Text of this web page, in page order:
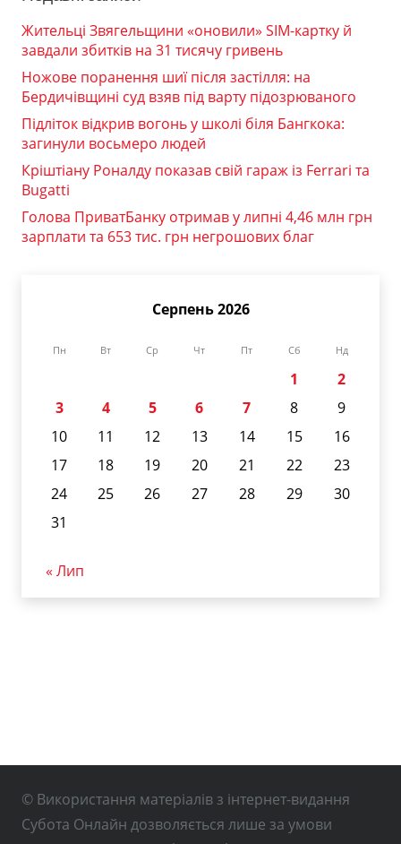
Жительці Звягельщини «оновили» SIM-картку й
завдали збитків на 31 тисячу гривень
Ножове поранення шиї після застілля: на
Бердичівщині суд взяв під варту підозрюваного
Підліток відкрив вогонь у школі біля Бангкока:
загинули восьмеро людей
Кріштіану Роналду показав свій гараж із Ferrari та
Bugatti
Голова ПриватБанку отримав у липні 4,46 млн грн
зарплати та 653 тис. грн негрошових благ
Серпень 2026
Пн Вт Ср Чт Пт Сб Нд
1
2
3
4 5 6 7 8
9
10
11 12 13 14 15
16
17
18 19 20 21 22
23
24
25 26 27 28 29
30
31
« Лип
© Використання матеріалів з інтернет-видання
Субота Онлайн дозволяється лише за умови